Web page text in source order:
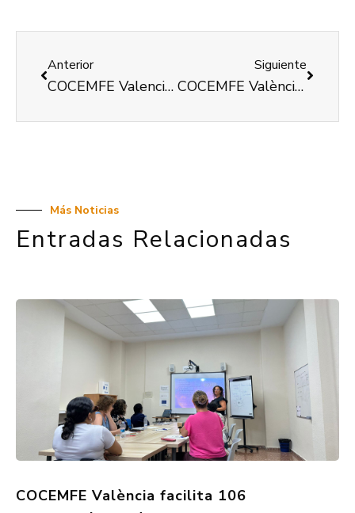
Anterior
COCEMFE Valencia informa, orienta y asesora sobre discapacidad
Siguiente
COCEMFE València sigue promoviendo la integración laboral de personas con discapacidad
Más Noticias
Entradas Relacionadas
COCEMFE València facilita 106